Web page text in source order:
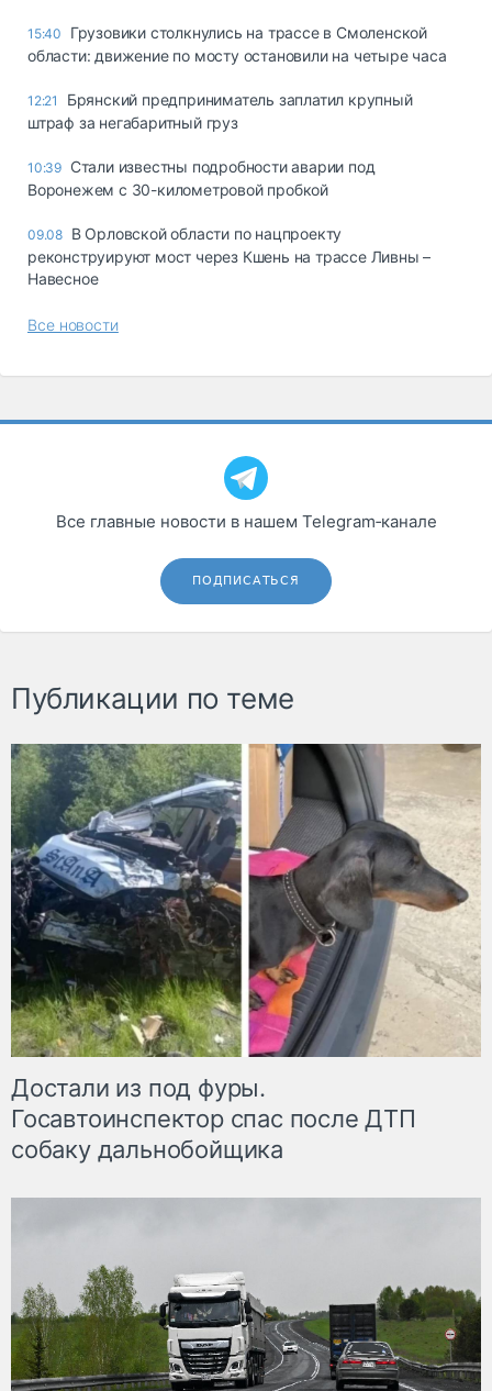
15:40
Грузовики столкнулись на трассе в Смоленской
области: движение по мосту остановили на четыре часа
12:21
Брянский предприниматель заплатил крупный
штраф за негабаритный груз
10:39 Стали известны подробности аварии под
Воронежем с 30-километровой пробкой
09.08 В Орловской области по нацпроекту
реконструируют мост через Кшень на трассе Ливны –
Навесное
Все новости
Все главные новости в нашем Telegram‑канале
ПОДПИСАТЬСЯ
Публикации по теме
Достали из под фуры.
Госавтоинспектор спас после ДТП
собаку дальнобойщика